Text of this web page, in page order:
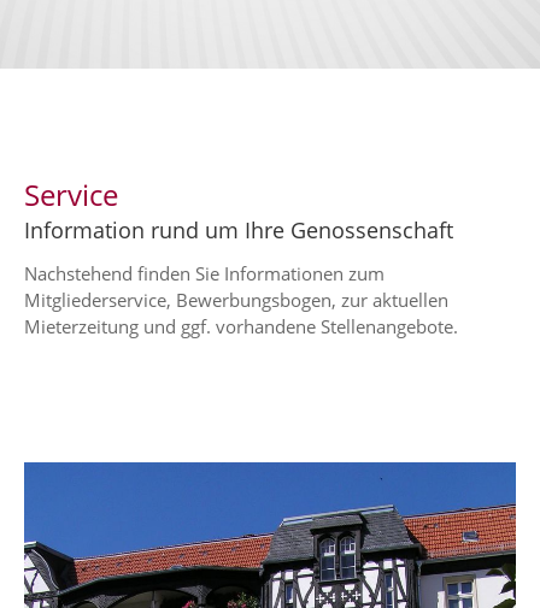
Service
Information rund um Ihre Genossenschaft
Nachstehend finden Sie Informationen zum
Mitgliederservice, Bewerbungsbogen, zur aktuellen
Mieterzeitung und ggf. vorhandene Stellenangebote.